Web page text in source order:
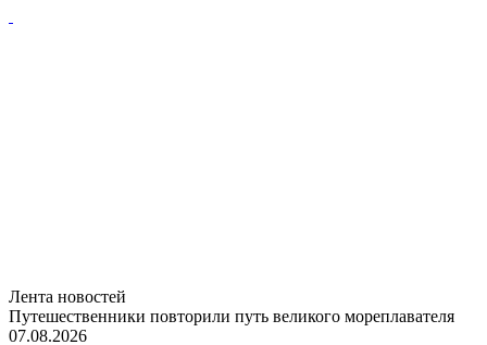
Лента новостей
Путешественники повторили путь великого мореплавателя
07.08.2026